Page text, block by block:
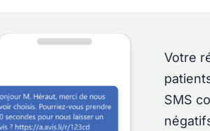
Votre
SMS